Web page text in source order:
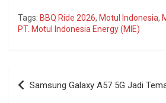
Tags: BBQ Ride 2026, Motul Indonesia,
PT. Motul Indonesia Energy (MIE)
Navigasi
pos
Samsung Galaxy A57 5G Jadi